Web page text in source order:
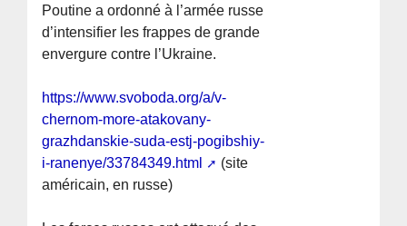
Poutine a ordonné à l’armée russe
d’intensifier les frappes de grande
envergure contre l’Ukraine.
https://www.svoboda.org/a/v-
chernom-more-atakovany-
grazhdanskie-suda-estj-pogibshiy-
i-ranenye/33784349.html
(site
américain, en russe)